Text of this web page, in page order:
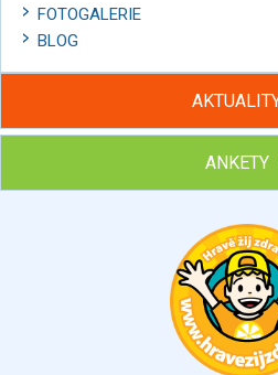
FOTOGALERIE
BLOG
Hubněte s podporou lektorky a
Chcete poradit s hubnutím?
ANKETY